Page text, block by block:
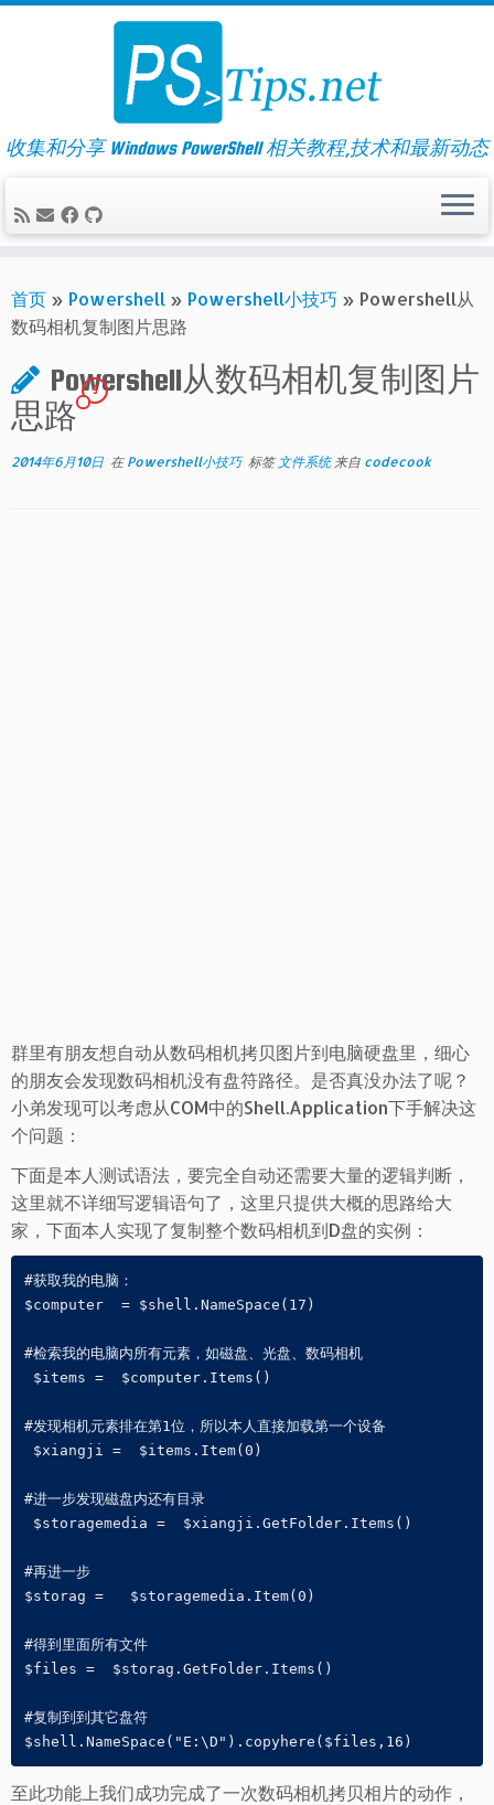
Skip
收集和分享 Windows PowerShell 相关教程,技术和最新动态
首页 » Powershell » Powershell小技巧 » Powershell从
数码相机复制图片思路
Powershell从数码相机复制图片
思路
9
2014年6月10日 在 Powershell小技巧 标签 文件系统 来自 codecook
群里有朋友想自动从数码相机拷贝图片到电脑硬盘里，细心
的朋友会发现数码相机没有盘符路径。是否真没办法了呢？
小弟发现可以考虑从COM中的Shell.Application下手解决这
个问题：
下面是本人测试语法，要完全自动还需要大量的逻辑判断，
这里就不详细写逻辑语句了，这里只提供大概的思路给大
家，下面本人实现了复制整个数码相机到D盘的实例：
#获取我的电脑：
$computer  = $shell.NameSpace(17)
#检索我的电脑内所有元素，如磁盘、光盘、数码相机
$items =  $computer.Items()
#发现相机元素排在第1位，所以本人直接加载第一个设备
$xiangji =  $items.Item(0)
#进一步发现磁盘内还有目录
$storagemedia =  $xiangji.GetFolder.Items()
#再进一步
$storag =   $storagemedia.Item(0)
#得到里面所有文件
$files =  $storag.GetFolder.Items()
#复制到到其它盘符
$shell.NameSpace("E:\D").copyhere($files,16)
至此功能上我们成功完成了一次数码相机拷贝相片的动作，